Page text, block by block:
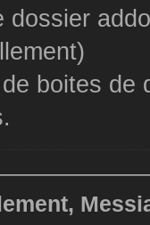
dossier
boites de